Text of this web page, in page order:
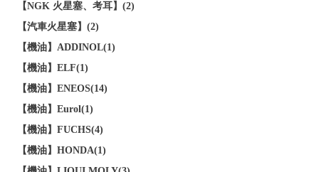
【NGK 火星塞、考耳】(2)
【汽車火星塞】(2)
【機油】ADDINOL(1)
【機油】ELF(1)
【機油】ENEOS(14)
【機油】Eurol(1)
【機油】FUCHS(4)
【機油】HONDA(1)